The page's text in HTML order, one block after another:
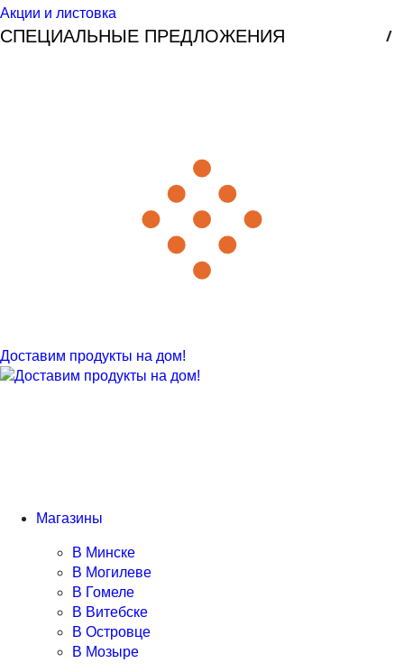
Акции и листовка
СПЕЦИАЛЬНЫЕ ПРЕДЛОЖЕНИЯ /
Доставим продукты на дом!
Магазины
В Минске
В Могилеве
В Гомеле
В Витебске
В Островце
В Мозыре